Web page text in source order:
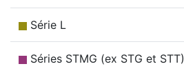
Série L
Séries STMG (ex STG et STT)